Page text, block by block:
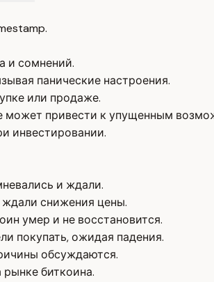
и сомнений.
панические настроения.
или продаже.
может привести к упущенным
инвестировании.
и ждали.
ждали снижения цены.
умер и не восстановится.
покупать, ожидая падения.
обсуждаются.
биткоина.